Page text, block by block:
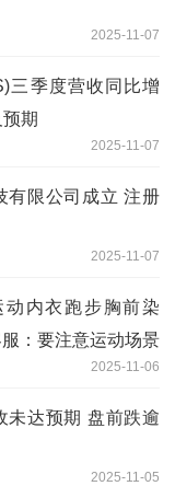
2025-11-07
三季度营收同比增
期
2025-11-07
有限公司成立 注册
2025-11-07
内衣跑步胸前染
：要注意运动场景
2025-11-06
未达预期 盘前跌逾
2025-11-05